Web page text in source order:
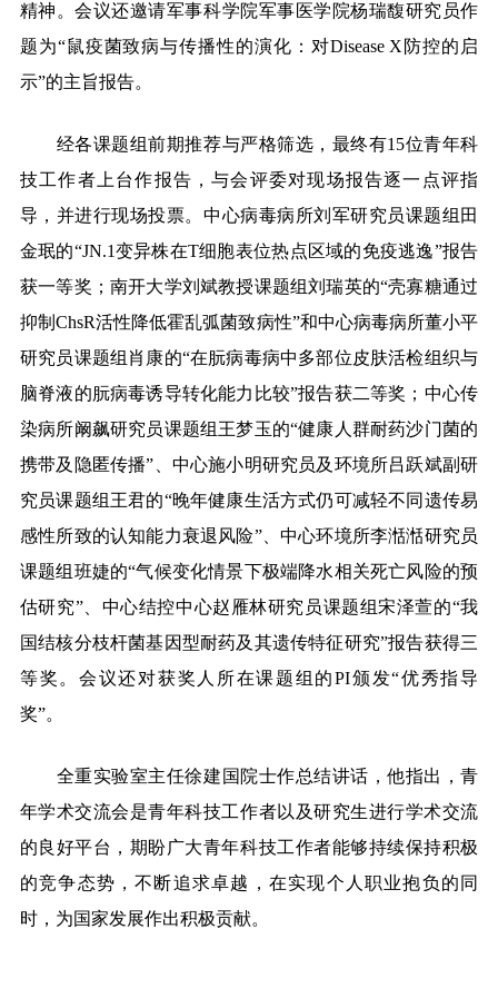
精神。会议还邀请军事科学院军事医学院杨瑞馥研究员作
题为“鼠疫菌致病与传播性的演化：对Disease X防控的启
示”的主旨报告。
经各课题组前期推荐与严格筛选，最终有15位青年科
技工作者 上台作报告 ，与会评委对现场报告逐一 点评指
导，并进行现场投票。 中心病毒病所刘军研究员课题组田
金珉的“JN.1变异株在T细胞表位热点区域的免疫逃逸”报告
获一等奖； 南开大学刘斌教授课题组刘瑞英的“壳寡糖通过
抑制ChsR活性降低霍乱弧菌致病性”和中心病毒病所董小平
研究员课题组肖康的“在朊病毒病中多部位皮肤活检组织与
脑脊液的朊病毒诱导转化能力比较”报告获二等奖； 中心传
染病所阚飙研究员课题组王梦玉的“健康人群耐药沙门菌的
携带及隐匿传播”、中心施小明研究员及环境所吕跃斌副研
究员课题组王君的“晚年健康生活方式仍可减轻不同遗传易
感性所致的认知能力衰退风险”、中心环境所李湉湉研究员
课题组班婕的“气候变化情景下极端降水相关死亡风险的预
估研究”、中心结控中心赵雁林研究员课题组宋泽萱的“我
国结核分枝杆菌基因型耐药及其遗传特征研究”报告获得三
等奖。会议还对获奖人所在课题组的PI颁发“优秀指导
奖”。
全重实验室主任徐建国 院士作总结讲话 ，他指出，青
年学术交流会是青年科技工作者以及研究生进行学术交流
的良好平台，期盼广大青年科技工作者能够持续保持积极
的竞争态势，不断追求卓越，在实现个人职业抱负的同
时，为国家发展作出积极贡献。